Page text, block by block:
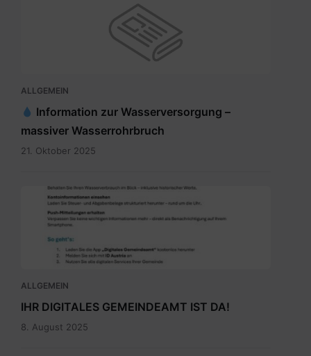
ALLGEMEIN
Information zur Wasserversorgung –
massiver Wasserrohrbruch
21. Oktober 2025
Digitales
Gemeindeamt_Pressetext.pdf
ALLGEMEIN
IHR DIGITALES GEMEINDEAMT IST DA!
8. August 2025